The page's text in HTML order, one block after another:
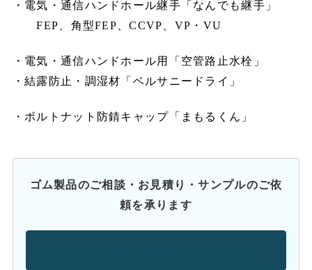
・電気・通信ハンドホール継手「なんでも継手」
FEP、角型FEP、CCVP、VP・VU
・電気・通信ハンドホール用「空管路止水栓」
・結露防止・調湿材「ベルサニードライ」
・ボルトナット防錆キャップ「まもるくん」
ゴム製品のご相談・お見積り・サンプルのご依
頼を承ります